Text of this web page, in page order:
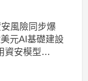
風險同步爆
元AI基礎建設
資安模型
Hat會後